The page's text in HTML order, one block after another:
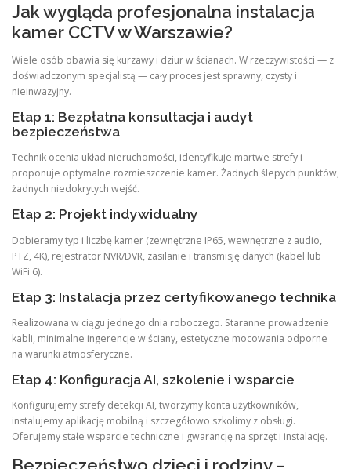
Jak wygląda profesjonalna instalacja
kamer CCTV w Warszawie?
Wiele osób obawia się kurzawy i dziur w ścianach. W rzeczywistości — z
doświadczonym specjalistą — cały proces jest sprawny, czysty i
nieinwazyjny.
Etap 1: Bezpłatna konsultacja i audyt
bezpieczeństwa
Technik ocenia układ nieruchomości, identyfikuje martwe strefy i
proponuje optymalne rozmieszczenie kamer. Żadnych ślepych punktów,
żadnych niedokrytych wejść.
Etap 2: Projekt indywidualny
Dobieramy typ i liczbę kamer (zewnętrzne IP65, wewnętrzne z audio,
PTZ, 4K), rejestrator NVR/DVR, zasilanie i transmisję danych (kabel lub
WiFi 6).
Etap 3: Instalacja przez certyfikowanego technika
Realizowana w ciągu jednego dnia roboczego. Staranne prowadzenie
kabli, minimalne ingerencje w ściany, estetyczne mocowania odporne
na warunki atmosferyczne.
Etap 4: Konfiguracja AI, szkolenie i wsparcie
Konfigurujemy strefy detekcji AI, tworzymy konta użytkowników,
instalujemy aplikację mobilną i szczegółowo szkolimy z obsługi.
Oferujemy stałe wsparcie techniczne i gwarancję na sprzęt i instalację.